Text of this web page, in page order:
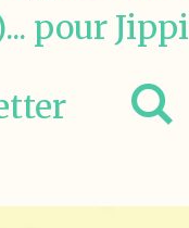
pour Jippi